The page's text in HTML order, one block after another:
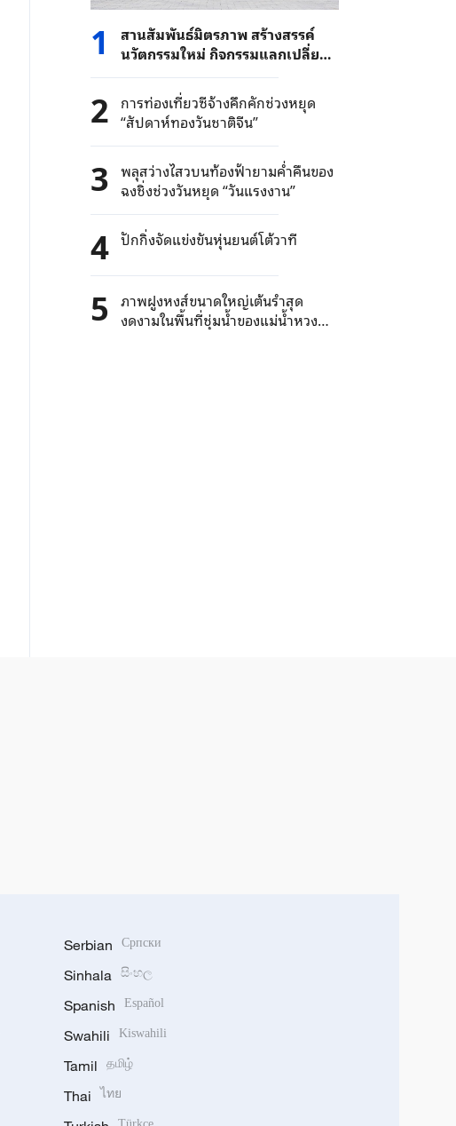
1
สานสัมพันธ์มิตรภาพ สร้างสรรค์
นวัตกรรมใหม่ กิจกรรมแลกเปลี่ยน
ความร่วมมือระหว่างสถาบันไมตรี
ไทย-จีน ประสบความสำเร็จอย่าง
งดงาม
2 การท่องเที่ยวซีจ้างคึกคักช่วงหยุด
“สัปดาห์ทองวันชาติจีน”
3 พลุสว่างไสวบนท้องฟ้ายามค่ำคืนของ
ฉงชิ่งช่วงวันหยุด “วันแรงงาน”
4 ปักกิ่งจัดแข่งขันหุ่นยนต์โต้วาที
5 ภาพฝูงหงส์ขนาดใหญ่เต้นรำสุด
งดงามในพื้นที่ชุ่มน้ำของแม่น้ำหวง
Serbian Српски
Sinhala සිංහල
Spanish Español
Swahili Kiswahili
Tamil தமிழ்
Thai ไทย